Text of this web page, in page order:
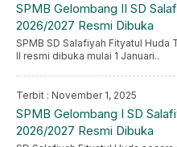
SPMB Gelombang II SD
2026/2027 Resmi Dibuka
SPMB SD Salafiyah Fityatul Huda
II resmi dibuka mulai 1 Januari..
Terbit : November 1, 2025
SPMB Gelombang I SD
2026/2027 Resmi Dibuka